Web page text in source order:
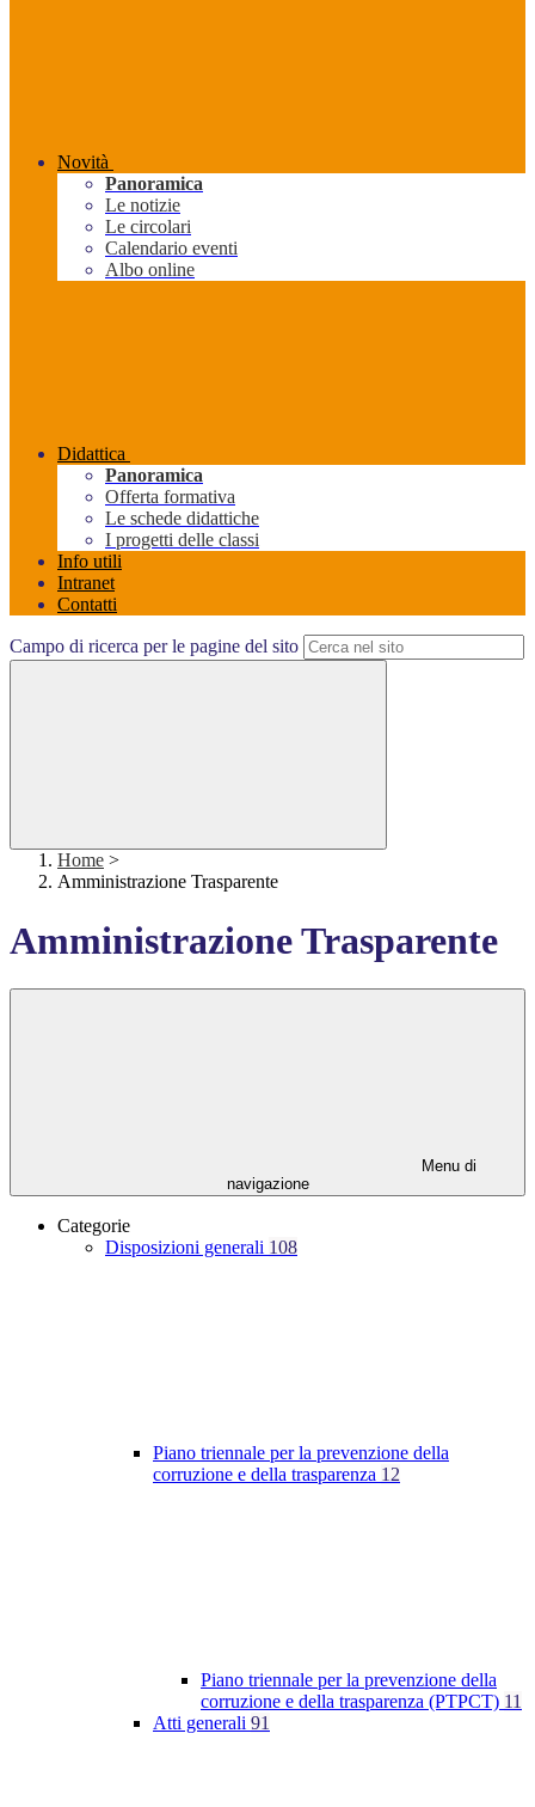
Novità
Panoramica
Le notizie
Le circolari
Calendario eventi
Albo online
Didattica
Panoramica
Offerta formativa
Le schede didattiche
I progetti delle classi
Info utili
Intranet
Contatti
Campo di ricerca per le pagine del sito
Home >
Amministrazione Trasparente
Amministrazione Trasparente
Menu di
navigazione
Categorie
Disposizioni generali 108
Piano triennale per la prevenzione della
corruzione e della trasparenza 12
Piano triennale per la prevenzione della
corruzione e della trasparenza (PTPCT) 11
Atti generali 91